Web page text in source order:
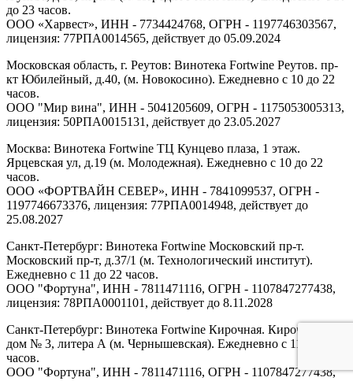
до 23 часов.
ООО «Харвест», ИНН - 7734424768, ОГРН - 1197746303567,
лицензия: 77РПА0014565, действует до 05.09.2024
Московская область, г. Реутов: Винотека Fortwine Реутов. пр-
кт Юбилейный, д.40, (м. Новокосино). Ежедневно с 10 до 22
часов.
ООО "Мир вина", ИНН - 5041205609, ОГРН - 1175053005313,
лицензия: 50РПА0015131, действует до 23.05.2027
Москва: Винотека Fortwine ТЦ Кунцево плаза, 1 этаж.
Ярцевская ул, д.19 (м. Молодежная). Ежедневно с 10 до 22
часов.
ООО «ФОРТВАЙН СЕВЕР», ИНН - 7841099537, ОГРН -
1197746673376, лицензия: 77РПА0014948, действует до
25.08.2027
Санкт-Петербург: Винотека Fortwine Московский пр-т.
Московский пр-т, д.37/1 (м. Технологический институт).
Ежедневно с 11 до 22 часов.
ООО "Фортуна", ИНН - 7811471116, ОГРН - 1107847277438,
лицензия: 78РПА0001101, действует до 8.11.2028
Санкт-Петербург: Винотека Fortwine Кирочная. Кирочная ул,
дом № 3, литера А (м. Чернышевская). Ежедневно с 11 до 22
часов.
ООО "Фортуна", ИНН - 7811471116, ОГРН - 1107847277438,